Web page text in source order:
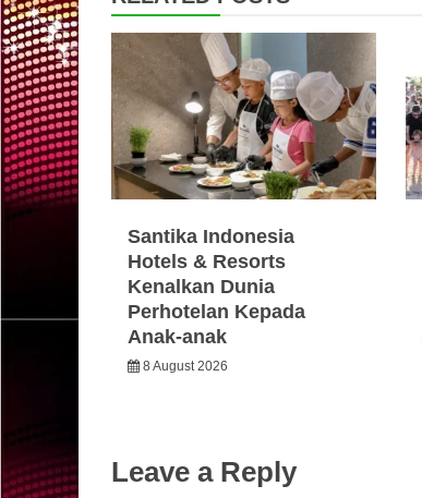
Santika Indonesia
Hotels & Resorts
Kenalkan Dunia
Perhotelan Kepada
Anak-anak
8 August 2026
Leave a Reply